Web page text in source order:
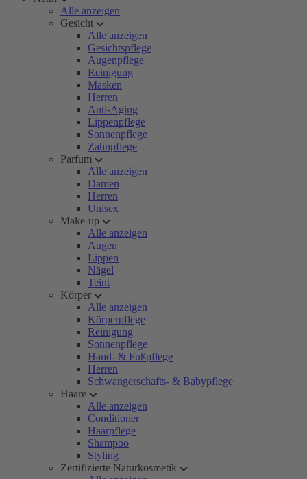
Alle anzeigen
Gesicht
Alle anzeigen
Gesichtspflege
Augenpflege
Reinigung
Masken
Herren
Anti-Aging
Lippenpflege
Sonnenpflege
Zahnpflege
Parfum
Alle anzeigen
Damen
Herren
Unisex
Make-up
Alle anzeigen
Augen
Lippen
Nägel
Teint
Körper
Alle anzeigen
Körperpflege
Reinigung
Sonnenpflege
Hand- & Fußpflege
Herren
Schwangerschafts- & Babypflege
Haare
Alle anzeigen
Conditioner
Haarpflege
Shampoo
Styling
Zertifizierte Naturkosmetik